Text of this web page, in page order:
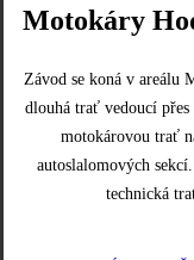
Motokáry
Závod se koná v areálu
dlouhá trať vedoucí
motokárovou trať
autoslalomových
technická